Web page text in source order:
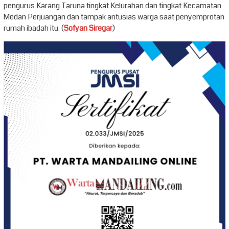
pengurus Karang Taruna tingkat Kelurahan dan tingkat Kecamatan
Medan Perjuangan dan tampak antusias warga saat penyemprotan
rumah ibadah itu. (Sofyan Siregar)